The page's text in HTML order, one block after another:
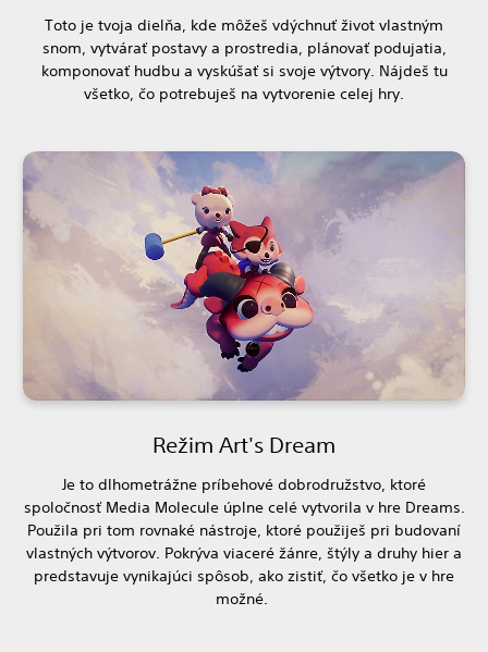
Toto je tvoja dielňa, kde môžeš vdýchnuť život vlastným
snom, vytvárať postavy a prostredia, plánovať podujatia,
komponovať hudbu a vyskúšať si svoje výtvory. Nájdeš tu
všetko, čo potrebuješ na vytvorenie celej hry.
Režim Art's Dream
Je to dlhometrážne príbehové dobrodružstvo, ktoré
spoločnosť Media Molecule úplne celé vytvorila v hre Dreams.
Použila pri tom rovnaké nástroje, ktoré použiješ pri budovaní
vlastných výtvorov. Pokrýva viaceré žánre, štýly a druhy hier a
predstavuje vynikajúci spôsob, ako zistiť, čo všetko je v hre
možné.